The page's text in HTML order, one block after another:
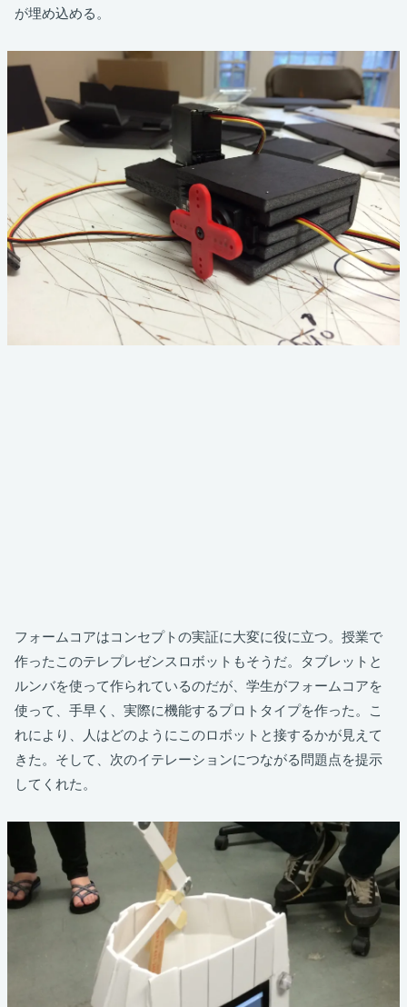
が埋め込める。
フォームコアはコンセプトの実証に大変に役に立つ。授業で
作ったこのテレプレゼンスロボットもそうだ。タブレットと
ルンバを使って作られているのだが、学生がフォームコアを
使って、手早く、実際に機能するプロトタイプを作った。こ
れにより、人はどのようにこのロボットと接するかが見えて
きた。そして、次のイテレーションにつながる問題点を提示
してくれた。